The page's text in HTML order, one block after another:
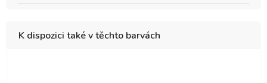
K dispozici také v těchto barvách